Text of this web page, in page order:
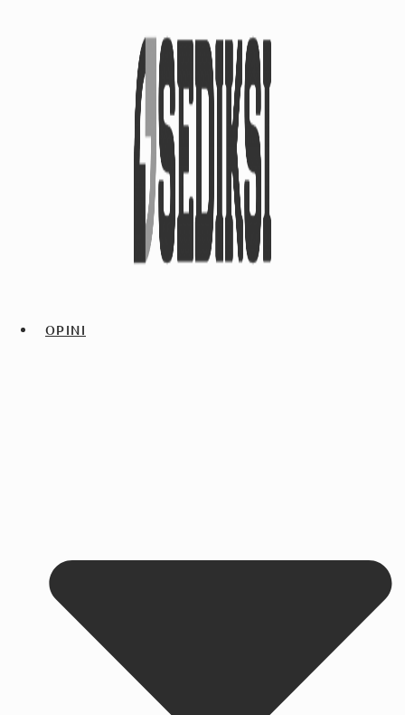
OPINI